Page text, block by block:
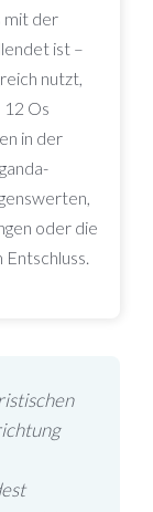
mit der
ist –
nutzt,
Os
in der
oder die